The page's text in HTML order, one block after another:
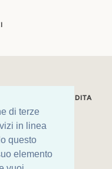
di terze
in linea
questo
elemento
GENERALI DI VENDITA
LEGAL